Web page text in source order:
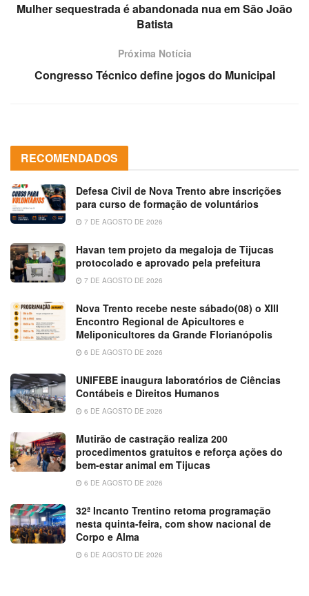
Mulher sequestrada é abandonada nua em São João
Batista
Próxima Notícia
Congresso Técnico define jogos do Municipal
RECOMENDADOS
Defesa Civil de Nova Trento abre inscrições
para curso de formação de voluntários
7 DE AGOSTO DE 2026
Havan tem projeto da megaloja de Tijucas
protocolado e aprovado pela prefeitura
7 DE AGOSTO DE 2026
Nova Trento recebe neste sábado(08) o XIII
Encontro Regional de Apicultores e
Meliponicultores da Grande Florianópolis
6 DE AGOSTO DE 2026
UNIFEBE inaugura laboratórios de Ciências
Contábeis e Direitos Humanos
6 DE AGOSTO DE 2026
Mutirão de castração realiza 200
procedimentos gratuitos e reforça ações do
bem-estar animal em Tijucas
6 DE AGOSTO DE 2026
32ª Incanto Trentino retoma programação
nesta quinta-feira, com show nacional de
Corpo e Alma
6 DE AGOSTO DE 2026